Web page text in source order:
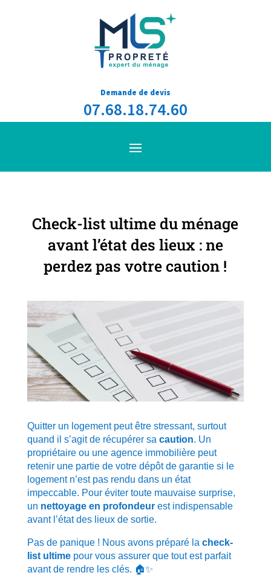
Demande de devis
07.68.18.74.60
Check-list ultime du ménage
avant l’état des lieux : ne
perdez pas votre caution !
Quitter un logement peut être stressant, surtout
quand il s’agit de récupérer sa caution. Un
propriétaire ou une agence immobilière peut
retenir une partie de votre dépôt de garantie si le
logement n’est pas rendu dans un état
impeccable. Pour éviter toute mauvaise surprise,
un nettoyage en profondeurest indispensable
avant l’état des lieux de sortie.
Pas de panique ! Nous avons préparé la check-
list ultimepour vous assurer que tout est parfait
avant de rendre les clés. 🏠✨